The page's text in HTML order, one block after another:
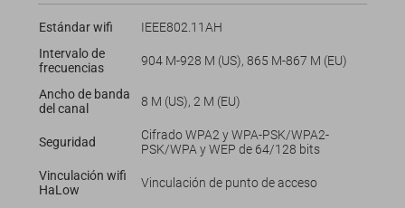
Estándar wifi
IEEE802.11AH
Intervalo de
frecuencias
904 M-928 M (US), 865 M-867 M (EU)
Ancho de banda
del canal
8 M (US), 2 M (EU)
Seguridad
Cifrado WPA2 y WPA-PSK/WPA2-
PSK/WPA y WEP de 64/128 bits
Vinculación wifi
HaLow
Vinculación de punto de acceso